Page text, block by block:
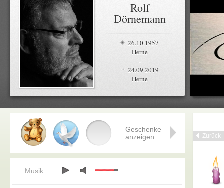
Rolf
Dörnemann
26.10.1957
Herne
-
24.09.2019
Herne
Zurück
Geschenke
anzeigen
Musik: